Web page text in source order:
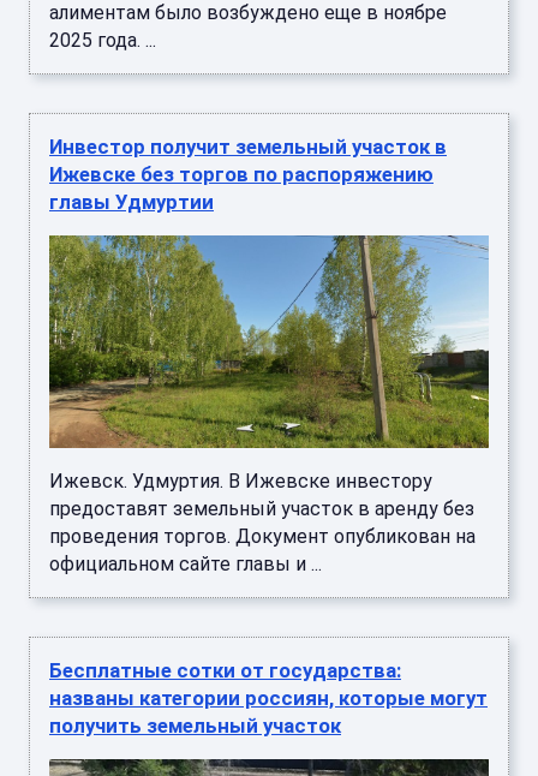
алиментам было возбуждено еще в ноябре
2025 года. ...
Инвестор получит земельный участок в
Ижевске без торгов по распоряжению
главы Удмуртии
Ижевск. Удмуртия. В Ижевске инвестору
предоставят земельный участок в аренду без
проведения торгов. Документ опубликован на
официальном сайте главы и ...
Бесплатные сотки от государства:
названы категории россиян, которые могут
получить земельный участок